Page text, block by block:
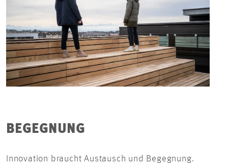
BEGEGNUNG
Innovation braucht Austausch und Begegnung.